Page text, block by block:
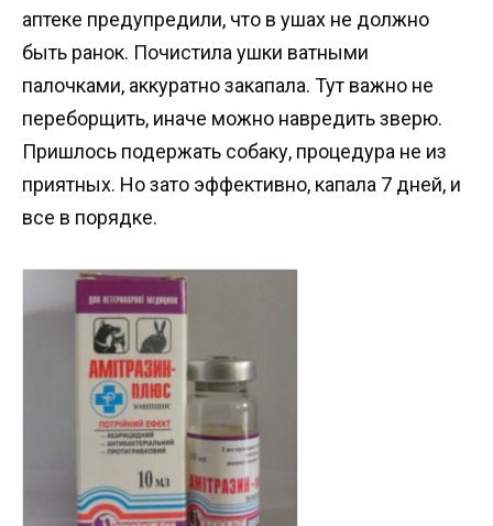
аптеке предупредили, что в ушах не должно
быть ранок. Почистила ушки ватными
палочками, аккуратно закапала. Тут важно не
переборщить, иначе можно навредить зверю.
Пришлось подержать собаку, процедура не из
приятных. Но зато эффективно, капала 7 дней, и
все в порядке.